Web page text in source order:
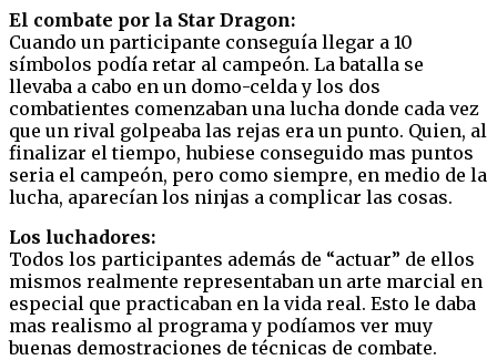
El combate por la Star Dragon:
Cuando un participante conseguía llegar a 10
símbolos podía retar al campeón. La batalla se
llevaba a cabo en un domo-celda y los dos
combatientes comenzaban una lucha donde cada vez
que un rival golpeaba las rejas era un punto. Quien, al
finalizar el tiempo, hubiese conseguido mas puntos
seria el campeón, pero como siempre, en medio de la
lucha, aparecían los ninjas a complicar las cosas.
Los luchadores:
Todos los participantes además de “actuar” de ellos
mismos realmente representaban un arte marcial en
especial que practicaban en la vida real. Esto le daba
mas realismo al programa y podíamos ver muy
buenas demostraciones de técnicas de combate.